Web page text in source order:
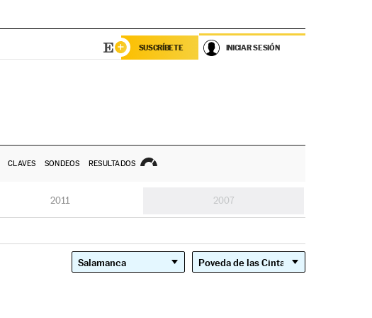
SUSCRÍBETE INICIAR SESIÓN
CLAVES SONDEOS RESULTADOS
2011 2007